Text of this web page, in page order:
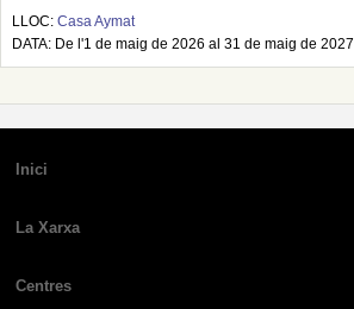
LLOC: Casa Aymat
DATA: De l'1 de maig de 2026 al 31 de maig de 2027
Inici
La Xarxa
Centres